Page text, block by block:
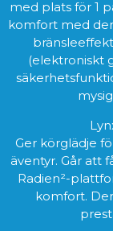
med plats för 1
komfort med
(elektroniskt
Ger körglädje
äventyr. Går att
Radien²-
komfort.